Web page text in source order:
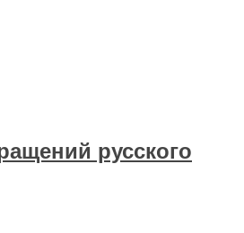
русского